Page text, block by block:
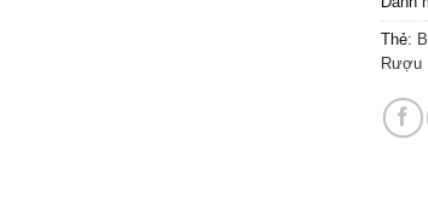
Thẻ:
Rượu